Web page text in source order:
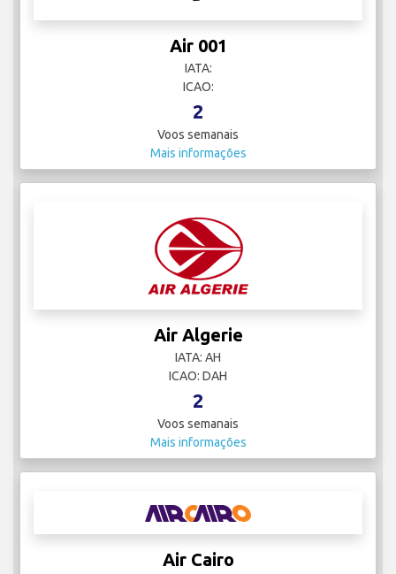
Air 001
IATA:
ICAO:
2
Voos semanais
Mais informações
Air Algerie
IATA: AH
ICAO: DAH
2
Voos semanais
Mais informações
Air Cairo